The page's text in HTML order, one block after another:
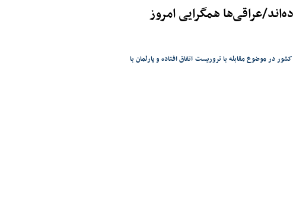
ایستاده‌اند/عراقی‌ها همگرایی امروز
موضوع مقابله با تروریست اتفاق افتاده و پارلمان با